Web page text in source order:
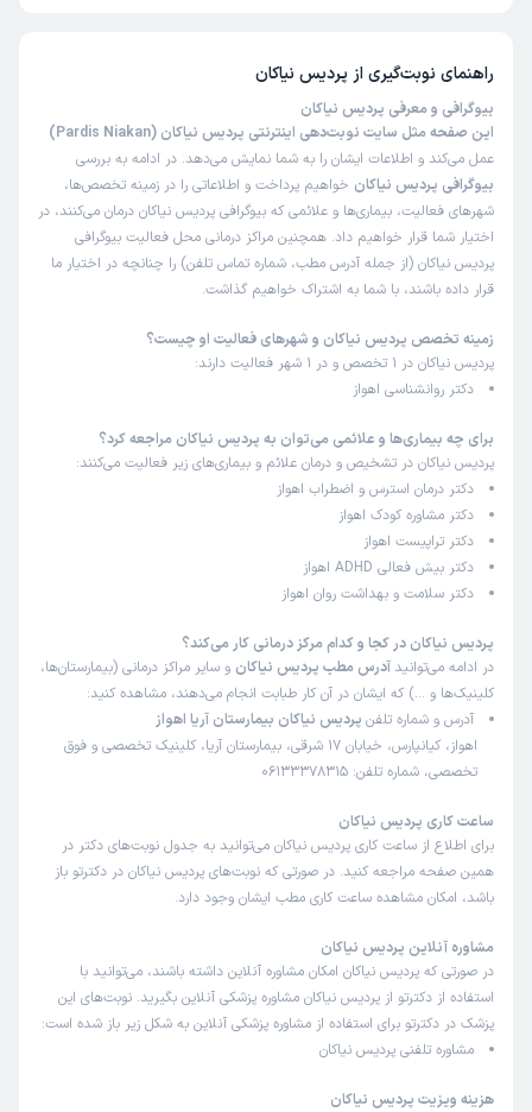
راهنمای نوبت‌گیری از پردیس نیاکان
بیوگرافی و معرفی پردیس نیاکان
این صفحه مثل سایت نوبت‌دهی اینترنتی پردیس نیاکان (Pardis Niakan)
عمل می‌کند و اطلاعات ایشان را به شما نمایش می‌دهد. در ادامه به بررسی
بیوگرافی پردیس نیاکان خواهیم پرداخت و اطلاعاتی را در زمینه تخصص‌ها،
شهرهای فعالیت، بیماری‌ها و علائمی که بیوگرافی پردیس نیاکان درمان می‌کنند، در
اختیار شما قرار خواهیم داد. همچنین مراکز درمانی محل فعالیت بیوگرافی
پردیس نیاکان (از جمله آدرس مطب، شماره تماس تلفن) را چنانچه در اختیار ما
قرار داده باشند، با شما به اشتراک خواهیم گذاشت.
زمینه تخصص پردیس نیاکان و شهرهای فعالیت او چیست؟
پردیس نیاکان در 1 تخصص و در 1 شهر فعالیت دارند:
دکتر روانشناسی اهواز
برای چه بیماری‌ها و علائمی می‌توان به پردیس نیاکان مراجعه کرد؟
پردیس نیاکان در تشخیص و درمان علائم و بیماری‌های زیر فعالیت می‌کنند:
دکتر درمان استرس و اضطراب اهواز
دکتر مشاوره کودک اهواز
دکتر تراپیست اهواز
دکتر بیش فعالی ADHD اهواز
دکتر سلامت و بهداشت روان اهواز
پردیس نیاکان در کجا و کدام مرکز درمانی کار می‌کند؟
در ادامه می‌توانید آدرس مطب پردیس نیاکان و سایر مراکز درمانی (بیمارستان‌ها،
کلینیک‌ها و …) که ایشان در آن کار طبابت انجام می‌دهند، مشاهده کنید:
آدرس و شماره تلفن پردیس نیاکان بیمارستان آریا اهواز
اهواز، کیانپارس، خیابان 17 شرقی، بیمارستان آریا، کلینیک تخصصی و فوق
تخصصی، شماره تلفن: 06133378315
ساعت کاری پردیس نیاکان
برای اطلاع از ساعت کاری پردیس نیاکان می‌توانید به جدول نوبت‌های دکتر در
همین صفحه مراجعه کنید. در صورتی که نوبت‌های پردیس نیاکان در دکترتو باز
باشد، امکان مشاهده ساعت کاری مطب ایشان وجود دارد.
مشاوره آنلاین پردیس نیاکان
در صورتی که پردیس نیاکان امکان مشاوره آنلاین داشته باشند، می‌توانید با
استفاده از دکترتو از پردیس نیاکان مشاوره پزشکی آنلاین بگیرید. نوبت‌های این
پزشک در دکترتو برای استفاده از مشاوره پزشکی آنلاین به شکل زیر باز شده است:
مشاوره تلفنی پردیس نیاکان
هزینه ویزیت پردیس نیاکان